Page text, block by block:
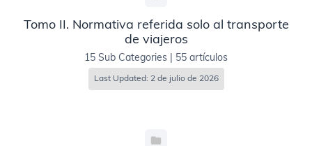
Tomo II. Normativa referida solo al transporte
de viajeros
15 Sub Categories 55 artículos
Last Updated: 2 de julio de 2026